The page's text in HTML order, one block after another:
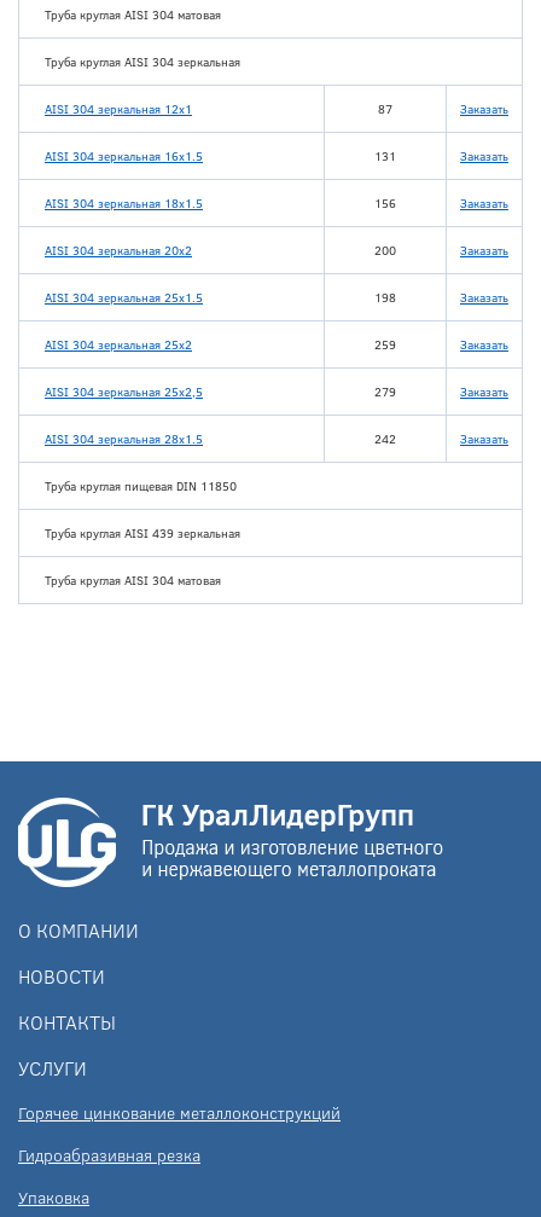
Труба круглая AISI 304 матовая
Труба круглая AISI 304 зеркальная
AISI 304 зеркальная 12х1 87 Заказать
AISI 304 зеркальная 16х1.5 131 Заказать
AISI 304 зеркальная 18х1.5 156 Заказать
AISI 304 зеркальная 20х2 200 Заказать
AISI 304 зеркальная 25х1.5 198 Заказать
AISI 304 зеркальная 25х2 259 Заказать
AISI 304 зеркальная 25х2,5 279 Заказать
AISI 304 зеркальная 28х1.5 242 Заказать
Труба круглая пищевая DIN 11850
Труба круглая AISI 439 зеркальная
Труба круглая AISI 304 матовая
О КОМПАНИИ
НОВОСТИ
КОНТАКТЫ
УСЛУГИ
Горячее цинкование металлоконструкций
Гидроабразивная резка
Упаковка